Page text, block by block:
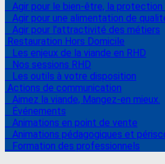
Agir pour le bien-être, la protection
Agir pour une alimentation de
Agir pour l'attractivité des métiers
Restauration Hors Domicile
Les enjeux de la viande en RHD
Nos sessions RHD
Les outils à votre disposition
Actions de communication
Aimez la viande, Mangez-en mieux.
Événements
Animations en point de vente
Animations pédagogiques et
Formation des professionnels